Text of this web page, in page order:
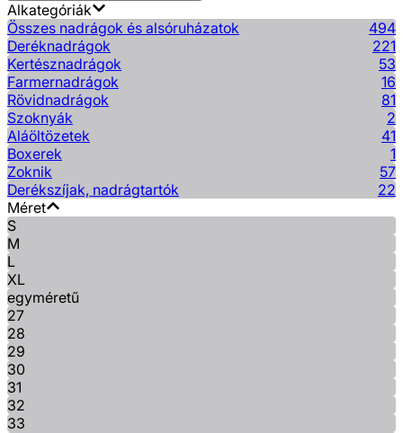
Alkategóriák
Összes nadrágok és alsóruházatok
494
Deréknadrágok
221
Kertésznadrágok
53
Farmernadrágok
16
Rövidnadrágok
81
Szoknyák
2
Aláöltözetek
41
Boxerek
1
Zoknik
57
Derékszíjak, nadrágtartók
22
Méret
S
M
L
XL
egyméretű
27
28
29
30
31
32
33